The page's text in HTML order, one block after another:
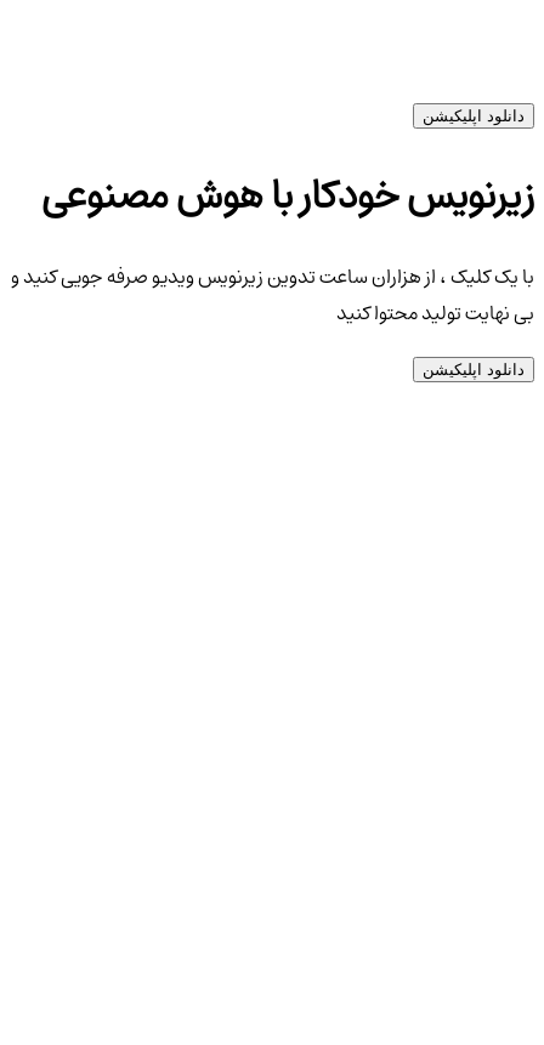
دانلود اپلیکیشن
زیرنویس خودکار با هوش مصنوعی
با یک کلیک ، از هزاران ساعت تدوین زیرنویس ویدیو صرفه جویی کنید و
بی نهایت تولید محتوا کنید
دانلود اپلیکیشن